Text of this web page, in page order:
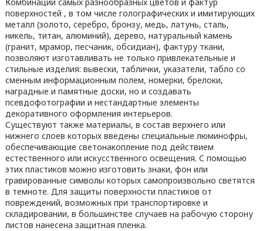
поверхностей , в том числе голографических и имитирующих
металл (золото, серебро, бронзу, медь, латунь, сталь,
никель, титан, алюминий), дерево, натуральный камень
(гранит, мрамор, песчаник, обсидиан), фактуру ткани,
позволяют изготавливать не только привлекательные и
стильные изделия: вывески, таблички, указатели, табло со
сменным информационным полем, номерки, брелоки,
наградные и памятные доски, но и создавать
псевдофотографии и нестандартные элементы
декоративного оформления интерьеров.
Существуют также материалы, в состав верхнего или
нижнего слоев которых введены специальные люминофры,
обеспечивающие светонакопление под действием
естественного или искусственного освещения. С помощью
этих пластиков можно изготовить знаки, фон или
гравированные символы которых самопроизвольно светятся
в темноте. Для защиты поверхности пластиков от
повреждений, возможных при транспортировке и
складировании, в большинстве случаев на рабочую сторону
листов нанесена защитная пленка.